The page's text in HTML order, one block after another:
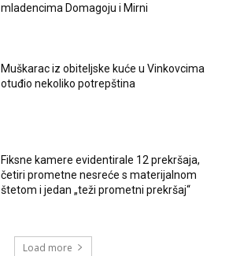
mladencima Domagoju i Mirni
Muškarac iz obiteljske kuće u Vinkovcima
otuđio nekoliko potrepština
Fiksne kamere evidentirale 12 prekršaja,
četiri prometne nesreće s materijalnom
štetom i jedan „teži prometni prekršaj“
Load more